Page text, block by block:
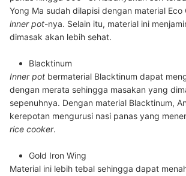
Yong Ma sudah dilapisi dengan material Eco
inner pot-nya. Selain itu, material ini
dimasak akan lebih sehat.
Blacktinum
Inner pot bermaterial Blacktinum dapat
dengan merata sehingga masakan yang
sepenuhnya. Dengan material Blacktinum,
kerepotan mengurusi nasi panas yang
rice cooker.
Gold Iron Wing
Material ini lebih tebal sehingga dapat